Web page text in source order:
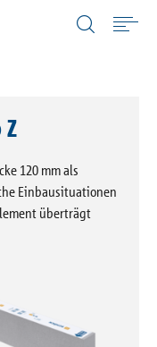
Z
120 mm als
Einbausituationen
überträgt